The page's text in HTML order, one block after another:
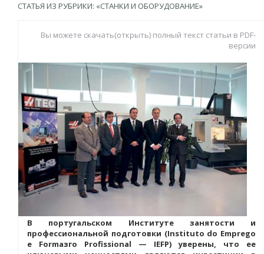
СТАТЬЯ ИЗ РУБРИКИ: «СТАНКИ И ОБОРУДОВАНИЕ»
Вы можете скачать(открыть) полный текст статьи в PDF-
версии
В португальском Институте занятости и
профессиональной подготовки (Instituto do Emprego
e Formaзгo Profissional — IEFP) уверены, что ее